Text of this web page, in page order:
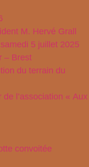
M. Hervé Grall
5 juillet 2025
– Brest
du terrain du
l’association « Aux
convoitée